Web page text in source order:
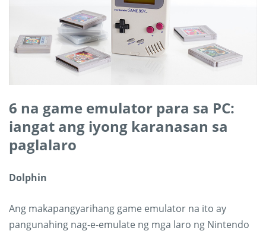
6 na game emulator para sa PC:
iangat ang iyong karanasan sa
paglalaro
Dolphin
Ang makapangyarihang game emulator na ito ay
pangunahing nag-e-emulate ng mga laro ng Nintendo